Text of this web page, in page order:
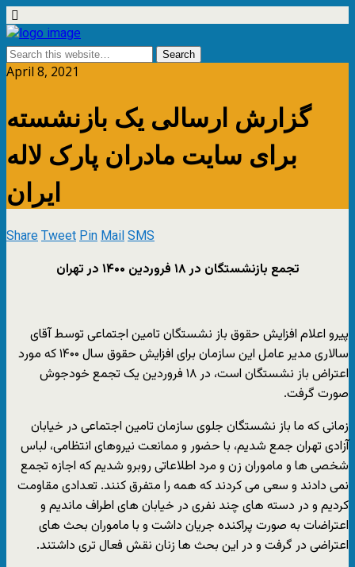
April 8, 2021
گزارش ارسالی یک بازنشسته
برای سایت مادران پارک لاله
ایران
ShareTweetPinMailSMS
تجمع بازنشستگان در۱۸ فروردین ۱۴۰۰ در تهران
پیرو اعلام افزایش حقوق باز نشستگان تامین اجتماعی توسط آقای
سالاری مدیر عامل این سازمان برای افزایش حقوق سال ۱۴۰۰ که مورد
اعتراض باز نشستگان است، در ۱۸ فروردین یک تجمع خودجوش
صورت گرفت.
زمانی که ما باز نشستگان جلوی سازمان تامین اجتماعی در خیابان
آزادی تهران جمع شدیم، با حضور و ممانعت نیروهای انتظامی، لباس
شخصی ها و ماموران زن و مرد اطلاعاتی روبرو شدیم که اجازه تجمع
نمی دادند و سعی می کردند که همه را متفرق کنند. تعدادی مقاومت
کردیم و در دسته های چند نفری در خیابان های اطراف ماندیم و
اعتراضات به صورت پراکنده جریان داشت و با ماموران بحث های
اعتراضی در گرفت و در این بحث ها زنان نقش فعال تری داشتند.